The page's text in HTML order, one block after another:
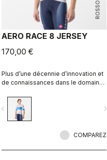
AERO RACE 8 JERSEY
170,00 €
Plus d’une décennie d’innovation et
de connaissances dans le domaine
navigate_next
COMPAREZ